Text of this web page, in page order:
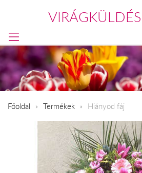
Főoldal Termékek Hiányod fáj